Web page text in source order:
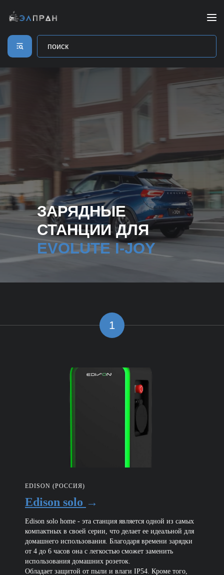
ЗАРЯДНЫЕ
СТАНЦИИ ДЛЯ
EVOLUTE I-JOY
1
EDISON (РОССИЯ)
Edison solo →
Edison solo home - эта станция является одной из самых
компактных в своей серии, что делает ее идеальной для
домашнего использования. Благодаря времени зарядки
от 4 до 6 часов она с легкостью сможет заменить
использования домашних розеток.
Обладает защитой от пыли и влаги IP54. Кроме того,